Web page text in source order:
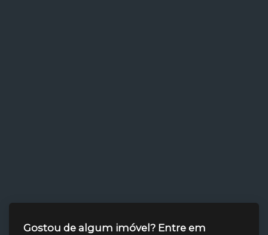
Gostou de algum imóvel? Entre em